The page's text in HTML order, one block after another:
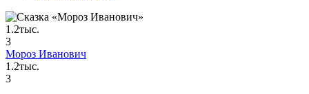
1.2тыс.
3
Мороз Иванович
1.2тыс.
3